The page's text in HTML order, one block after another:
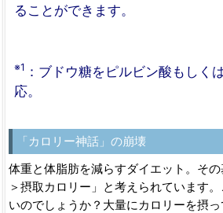
ることができます。
※1 ：ブドウ糖をピルビン酸もしく
応。
「カロリー神話」の崩壊
体重と体脂肪を減らすダイエット。そ
＞摂取カロリー」と考えられています
いのでしょうか？大量にカロリーを摂